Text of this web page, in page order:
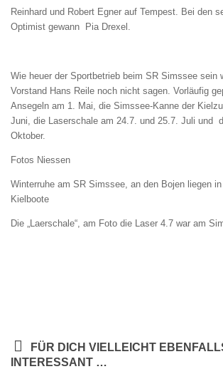
Reinhard und Robert Egner auf Tempest. Bei den
Optimist gewann Pia Drexel.
Wie heuer der Sportbetrieb beim SR Simssee sein
Vorstand Hans Reile noch nicht sagen. Vorläufig
Ansegeln am 1. Mai, die Simssee-Kanne der
Juni, die Laserschale am 24.7. und 25.7. Juli und
Oktober.
Fotos Niessen
Winterruhe am SR Simssee, an den Bojen liegen
Kielboote
Die „Laerschale“, am Foto die Laser 4.7 war am
FÜR DICH VIELLEICHT
INTERESSANT …